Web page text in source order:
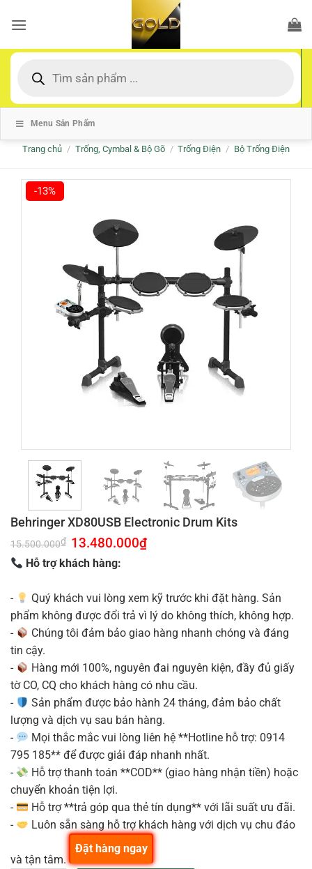
qua
dung
kiếm
Menu Sản Phẩm
Trang chủ / Trống, Cymbal & Bộ Gõ / Trống Điện / Bộ Trống Điện
-13%
Behringer XD80USB Electronic Drum Kits
15.500.000₫ Giá
gốc
là:
15.500.000₫.
13.480.000₫Giá
Hỗ trợ khách hàng:
-
Quý khách vui lòng xem kỹ trước khi đặt hàng. Sản
phẩm không được đổi trả vì lý do không thích, không hợp.
-
Chúng tôi đảm bảo giao hàng nhanh chóng và đáng
tin cậy.
-
Hàng mới 100%, nguyên đai nguyên kiện, đầy đủ giấy
tờ CO, CQ cho khách hàng có nhu cầu.
-
Sản phẩm được bảo hành 24 tháng, đảm bảo chất
lượng và dịch vụ sau bán hàng.
-
Mọi thắc mắc vui lòng liên hệ **Hotline hỗ trợ: 0914
795 185** để được giải đáp nhanh nhất.
-
Hỗ trợ thanh toán **COD** (giao hàng nhận tiền) hoặc
chuyển khoản tiện lợi.
-
Hỗ trợ **trả góp qua thẻ tín dụng** với lãi suất ưu đãi.
-
Luôn sẵn sàng hỗ trợ khách hàng với dịch vụ chu đáo
và tận tâm.
Đặt hàng ngay